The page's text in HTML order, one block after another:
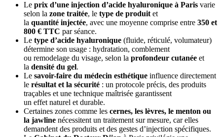
Le prix d’une injection d’acide hyaluronique à Paris varie
selon la zone traitée, le type de produit et
la quantité injectée, avec une moyenne comprise entre 350 et
800 € TTC par séance.
Le type d’acide hyaluronique (fluide, réticulé, volumateur)
détermine son usage : hydratation, comblement
ou remodelage du visage, selon la profondeur cutanée et
la densité du gel.
Le savoir-faire du médecin esthétique influence directement
le résultat et la sécurité : un protocole précis, des produits
traçables et une technique maîtrisée garantissent
un effet naturel et durable.
Certaines zones comme les cernes, les lèvres, le menton ou
la jawline nécessitent un traitement sur mesure, car elles
demandent des produits et des gestes d’injection spécifiques.